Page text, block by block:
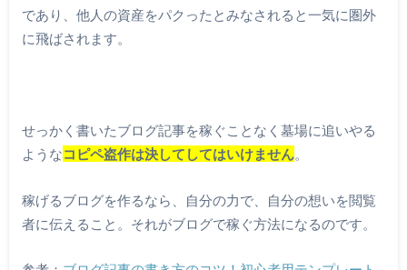
であり、他人の資産をパクったとみなされると一気に圏外
に飛ばされます。
せっかく書いたブログ記事を稼ぐことなく墓場に追いやる
ようなコピペ盗作は決してしてはいけません。
稼げるブログを作るなら、自分の力で、自分の想いを閲覧
者に伝えること。それがブログで稼ぐ方法になるのです。